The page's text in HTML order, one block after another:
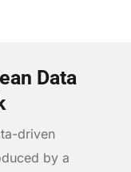
Data
driven
by a